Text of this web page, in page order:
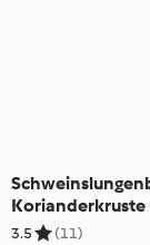
Korianderkruste
Karotten-
3.5 (11)